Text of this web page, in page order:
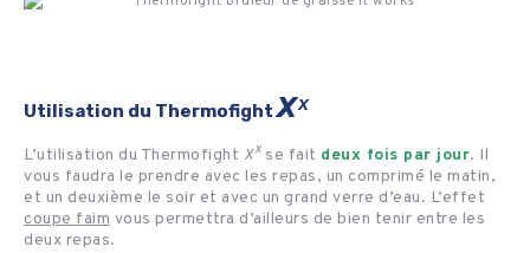
Utilisation du ThermofightXˣ
L’utilisation du Thermofight Xˣ se fait deux fois par jour. Il
vous faudra le prendre avec les repas, un comprimé le matin,
et un deuxième le soir et avec un grand verre d’eau. L’effet
coupe faim vous permettra d’ailleurs de bien tenir entre les
deux repas.